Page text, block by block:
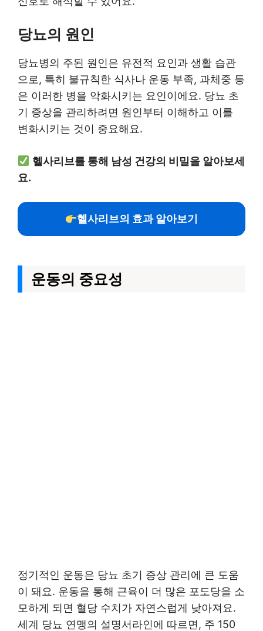
당뇨의 원인
당뇨병의 주된 원인은 유전적 요인과 생활 습관
으로, 특히 불규칙한 식사나 운동 부족, 과체중 등
은 이러한 병을 악화시키는 요인이에요. 당뇨 초
기 증상을 관리하려면 원인부터 이해하고 이를
변화시키는 것이 중요해요.
헬사리브를 통해 남성 건강의 비밀을 알아보세
요.
헬사리브의 효과 알아보기
운동의 중요성
정기적인 운동은 당뇨 초기 증상 관리에 큰 도움
이 돼요. 운동을 통해 근육이 더 많은 포도당을 소
모하게 되면 혈당 수치가 자연스럽게 낮아져요.
세계 당뇨 연맹의 설명서라인에 따르면, 주 150